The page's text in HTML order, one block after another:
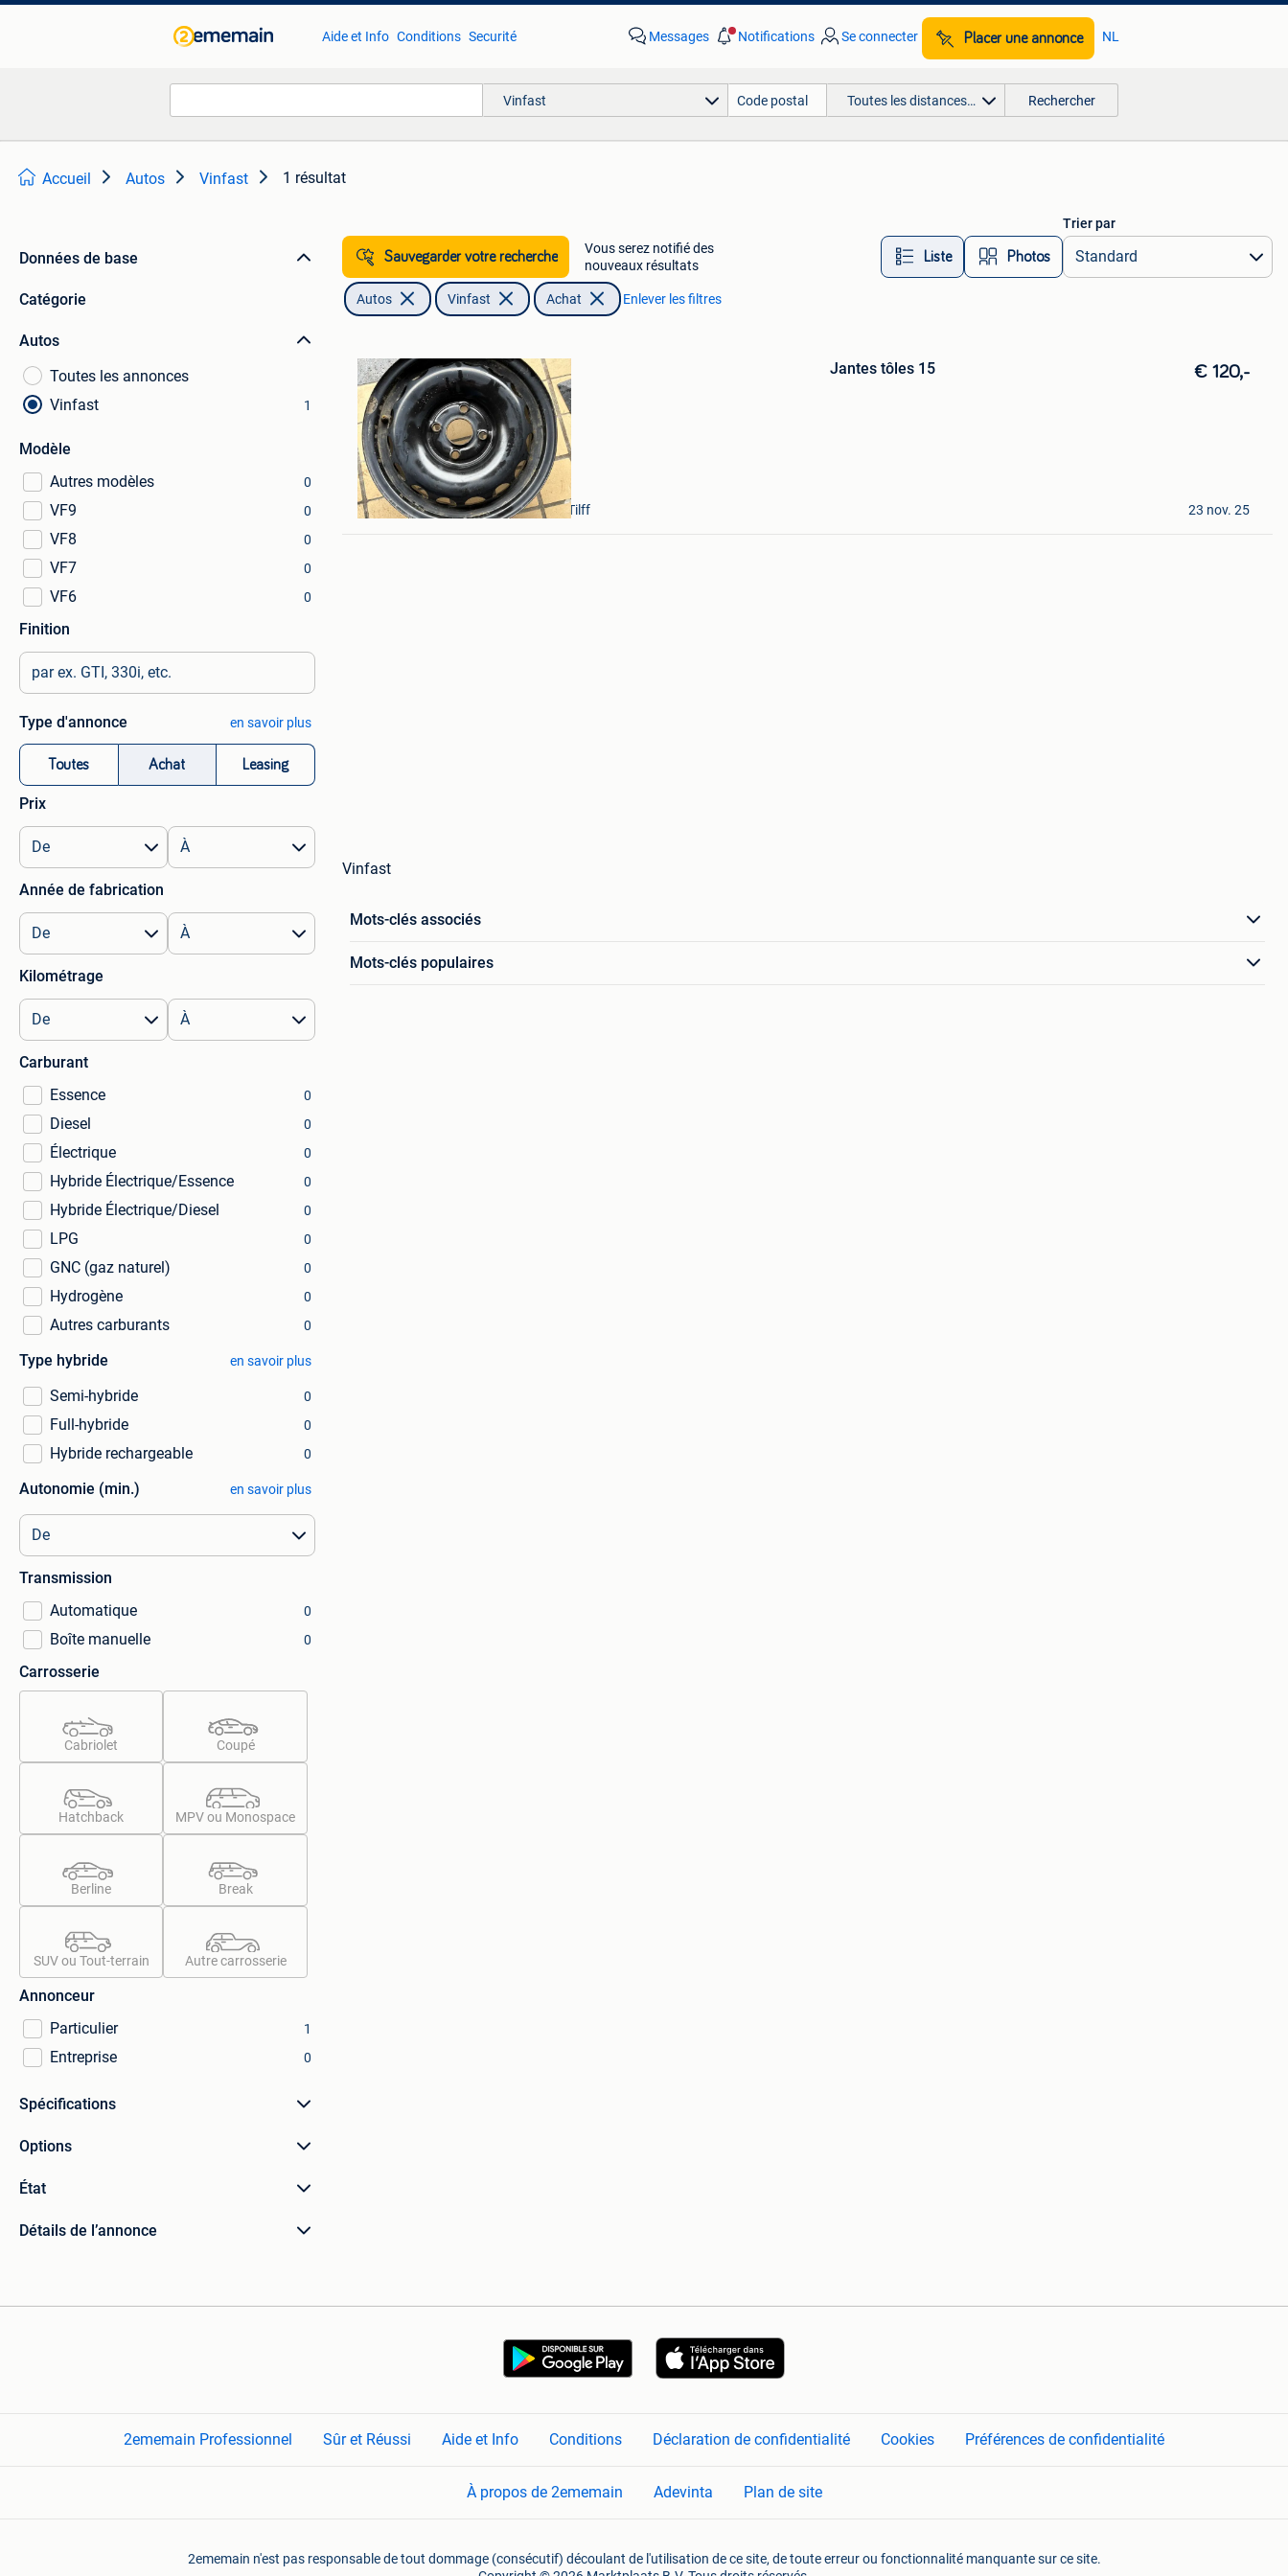
Aide et Info Conditions Securité Messages Notifications Se connecter Placer une annonce NL
Vinfast Toutes les distances… Rechercher
Accueil Autos Vinfast 1 résultat
Données de base
Catégorie
Autos
Toutes les annonces
Vinfast
1
Modèle
Autres modèles
0
VF9 0
VF8 0
VF7 0
VF6 0
Finition
Type d'annonce en savoir plus
Toutes Achat Leasing
Prix
Année de fabrication
Kilométrage
Carburant
Essence
0
Diesel 0
Électrique 0
Hybride Électrique/Essence 0
Hybride Électrique/Diesel 0
LPG 0
GNC (gaz naturel) 0
Hydrogène 0
Autres carburants 0
Type hybride en savoir plus
Semi-hybride 0
Full-hybride 0
Hybride rechargeable 0
Autonomie (min.) en savoir plus
Transmission
Automatique
0
Boîte manuelle 0
Carrosserie
Cabriolet Coupé
Hatchback MPV ou Monospace
Berline Break
SUV ou Tout-terrain Autre carrosserie
Annonceur
Particulier
1
Entreprise 0
Spécifications
Options
État
Détails de l’annonce
Sauvegarder votre recherche
Vous serez notifié des
nouveaux résultats
Liste Photos
Trier par
Autos Vinfast Achat Enlever les filtres
Mes
Favoris
Jantes tôles 15 € 120,-
Vdccat
Beaufays + Partie De Foret Et De Tilff
23 nov. 25
Vinfast
Mots-clés associés
Mots-clés populaires
2ememain Professionnel Sûr et Réussi Aide et Info Conditions Déclaration de confidentialité Cookies Préférences de confidentialité
À propos de 2ememain Adevinta Plan de site
2ememain n'est pas responsable de tout dommage (consécutif) découlant de l'utilisation de ce site, de toute erreur ou fonctionnalité manquante sur ce site.